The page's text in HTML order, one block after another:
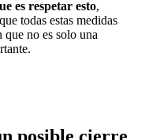
es respetar esto,
todas estas medidas
que no es solo una
posible cierre